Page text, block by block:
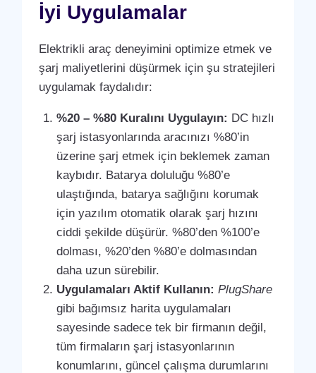
İyi Uygulamalar
Elektrikli araç deneyimini optimize etmek ve
şarj maliyetlerini düşürmek için şu stratejileri
uygulamak faydalıdır:
%20 – %80 Kuralını Uygulayın: DC hızlı
şarj istasyonlarında aracınızı %80’in
üzerine şarj etmek için beklemek zaman
kaybıdır. Batarya doluluğu %80’e
ulaştığında, batarya sağlığını korumak
için yazılım otomatik olarak şarj hızını
ciddi şekilde düşürür. %80’den %100’e
dolması, %20’den %80’e dolmasından
daha uzun sürebilir.
Uygulamaları Aktif Kullanın: PlugShare
gibi bağımsız harita uygulamaları
sayesinde sadece tek bir firmanın değil,
tüm firmaların şarj istasyonlarının
konumlarını, güncel çalışma durumlarını